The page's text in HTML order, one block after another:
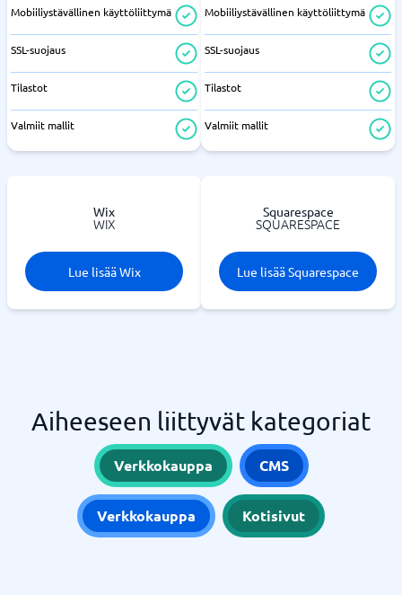
Mobiiliystävällinen käyttöliittymä
SSL-suojaus
Tilastot
Valmiit mallit
Mobiiliystävällinen käyttöliittymä
SSL-suojaus
Tilastot
Valmiit mallit
Wix
WIX
Lue lisää Wix
Squarespace
SQUARESPACE
Lue lisää Squarespace
Aiheeseen liittyvät kategoriat
Verkkokauppa CMS
Verkkokauppa Kotisivut